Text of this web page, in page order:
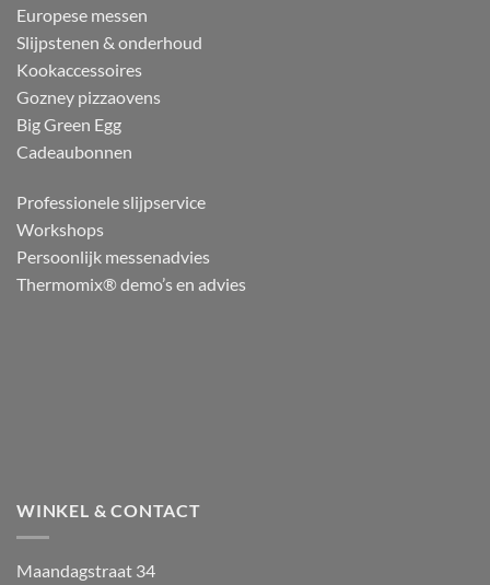
Europese messen
Slijpstenen & onderhoud
Kookaccessoires
Gozney pizzaovens
Big Green Egg
Cadeaubonnen
Professionele slijpservice
Workshops
Persoonlijk messenadvies
Thermomix® demo’s en advies
WINKEL & CONTACT
Maandagstraat 34